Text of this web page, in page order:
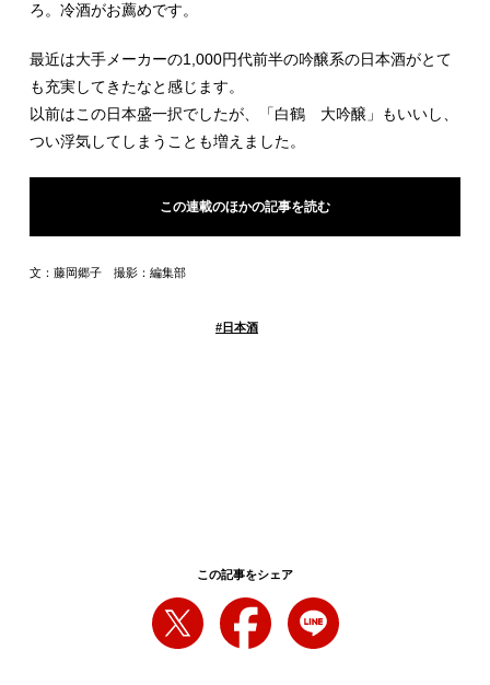
ろ。冷酒がお薦めです。
最近は大手メーカーの1,000円代前半の吟醸系の日本酒がとて
も充実してきたなと感じます。
以前はこの日本盛一択でしたが、「白鶴 大吟醸」もいいし、
つい浮気してしまうことも増えました。
この連載のほかの記事を読む
文：藤岡郷子 撮影：編集部
# 日本酒
この記事をシェア